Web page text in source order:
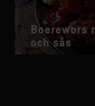
Boerewors
och sås